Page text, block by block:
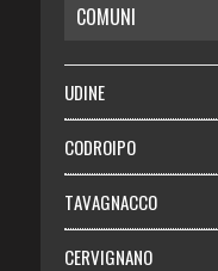
RISPARMIO
SALUTE
Necrologie
Chi siamo
Abbonati
COMUNI
UDINE
CODROIPO
TAVAGNACCO
CERVIGNANO